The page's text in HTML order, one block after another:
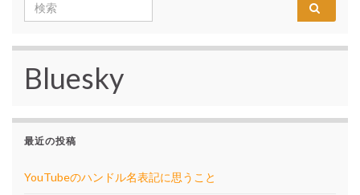
Bluesky
最近の投稿
YouTubeのハンドル名表記に思うこと